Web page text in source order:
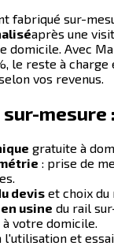
fabriqué sur-
après une
domicile. Avec
le reste à charge
vos revenus.
mesure
gratuite à
: prise de
devis et choix du
usine du rail
à votre domicile.
l'utilisation et